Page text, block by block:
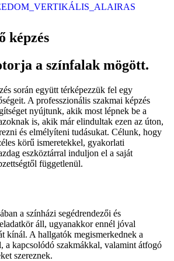
képzés
a színfalak mögött.
során együtt térképezzük fel egy
A professzionális szakmai képzés
nyújtunk, akik most lépnek be a
is, akik már elindultak ezen az úton,
és elmélyíteni tudásukat. Célunk, hogy
körű ismeretekkel, gyakorlati
eszköztárral induljon el a saját
függetlenül.
a színházi segédrendezői és
áll, ugyanakkor ennél jóval
kínál. A hallgatók megismerkednek a
a kapcsolódó szakmákkal, valamint átfogó
szereznek.